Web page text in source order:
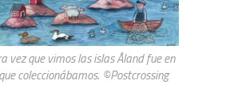
vez que vimos las islas Åland fue en
coleccionábamos. ©Postcrossing